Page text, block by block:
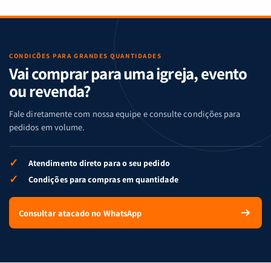
CONDIÇÕES PARA GRANDES QUANTIDADES
Vai comprar para uma igreja, evento
ou revenda?
Fale diretamente com nossa equipe e consulte condições para
pedidos em volume.
✓ Atendimento direto para o seu pedido
✓ Condições para compras em quantidade
Consultar atacado no WhatsApp